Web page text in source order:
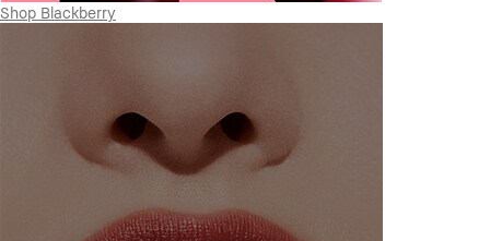
Shop Blackberry